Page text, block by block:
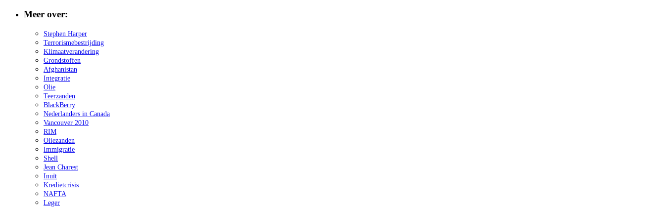
Meer over:
Stephen Harper
Terrorismebestrijding
Klimaatverandering
Grondstoffen
Afghanistan
Integratie
Olie
Teerzanden
BlackBerry
Nederlanders in Canada
Vancouver 2010
RIM
Oliezanden
Immigratie
Shell
Jean Charest
Inuït
Kredietcrisis
NAFTA
Leger